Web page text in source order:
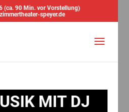
(ca. 90 Min. vor Vorstellung)
speyer.de
MIT DJ